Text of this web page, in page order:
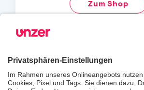
Zum Shop